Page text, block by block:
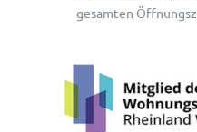
gesamten